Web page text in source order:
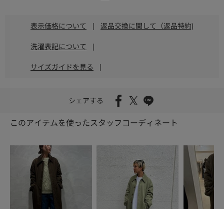
表示価格について | 返品交換に関して（返品特約)
洗濯表記について |
サイズガイドを見る |
シェアする
このアイテムを使ったスタッフコーディネート